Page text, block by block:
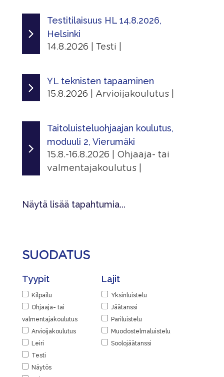
Lisätiedot
Näytä lisätiedot
Jaa
Tapahtumasivu
Lisätiedot
Näytä lisätiedot
12.8.2026 - 12.8.2026
Järjestäjä
Skating Finland
Linkit
Tapahtumasivu
Näytä lisätiedot
Jaa
Testitilaisuus HL 14.8.2026,
Helsinki
14.8.2026 | Testi |
14.8.2026 - 14.8.2026
Järjestäjä
Kaarelan jäähalli
Kaarelan raitti 2, 00430 Helsinki,
Suomi
Näytä lisätiedot
YL teknisten tapaaminen
15.8.2026 | Arvioijakoulutus |
15.8.2026 - 15.8.2026
Järjestäjä
Skating Finland
Jaa
Taitoluisteluohjaajan koulutus,
moduuli 2, Vierumäki
15.8.-16.8.2026 | Ohjaaja- tai
valmentajakoulutus |
15.8.2026 - 16.8.2026
Paikka
Urheiluopistontie 373, 19120 Heinola,
Suomi
Linkit
Tapahtumasivu
Lisätiedot
Näytä lisätiedot
Näytä lisää tapahtumia...
SUODATUS
Tyypit
Kilpailu
Ohjaaja- tai
valmentajakoulutus
Arvioijakoulutus
Leiri
Testi
Näytös
Lajit
Yksinluistelu
Jäätanssi
Pariluistelu
Muodostelmaluistelu
Soolojäätanssi